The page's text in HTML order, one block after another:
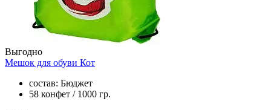
Выгодно
Мешок для обуви Кот
состав: Бюджет
58 конфет / 1000 гр.